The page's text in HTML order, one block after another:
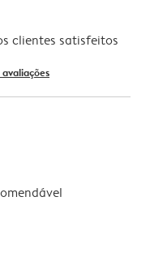
clientes satisfeitos
avaliações